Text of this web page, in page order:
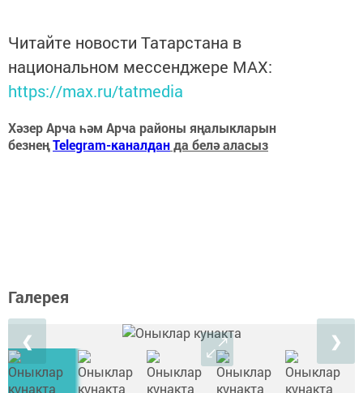
Читайте новости Татарстана в
национальном мессенджере MАХ:
https://max.ru/tatmedia
Хәзер Арча һәм Арча районы яңалыкларын
безнеңTelegram-каналданда белә аласыз
Галерея
❮ ❯